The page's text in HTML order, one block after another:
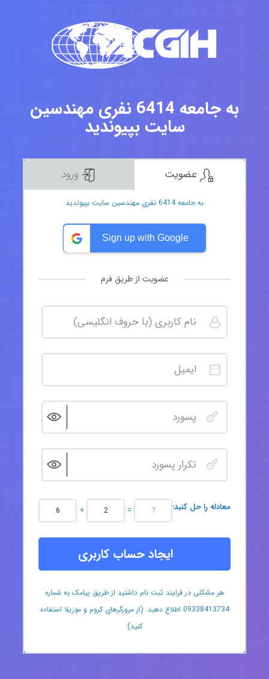
به جامعه 6414 نفری مهندسین
سایت بپیوندید
به جامعه 6414 نفری مهندسین سایت بپیوندید
Sign up with Google
عضویت از طریق فرم
:معادله را حل کنید + =
ایجاد حساب کاربری
هر مشکلی در فرایند ثبت نام داشتید از طریق پیامک به شماره
09338413734 اطلاع دهید. (از مرورگرهای کروم و موزیلا استفاده
کنید)